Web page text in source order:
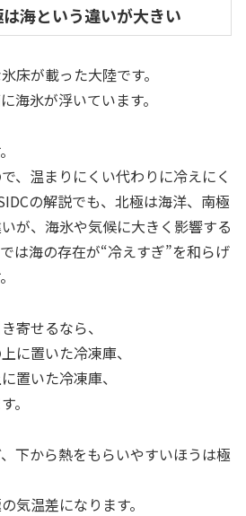
海という違いが大きい
床が載った大陸です。
海氷が浮いています。
、温まりにくい代わりに冷えにく
の解説でも、北極は海洋、南極
が、海氷や気候に大きく影響する
は海の存在が“冷えすぎ”を和らげ
寄せるなら、
に置いた冷凍庫、
置いた冷凍庫、
。
下から熱をもらいやすいほうは極
気温差になります。